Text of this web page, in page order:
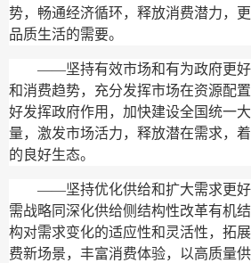
势，畅通经济循环，释放消费潜力，
品质生活的需要。
——坚持有效市场和有为政府更好
和消费趋势，充分发挥市场在资源配
好发挥政府作用，加快建设全国统一
量，激发市场活力，释放潜在需求，
的良好生态。
——坚持优化供给和扩大需求更好
需战略同深化供给侧结构性改革有机
构对需求变化的适应性和灵活性，拓
费新场景，丰富消费体验，以高质量